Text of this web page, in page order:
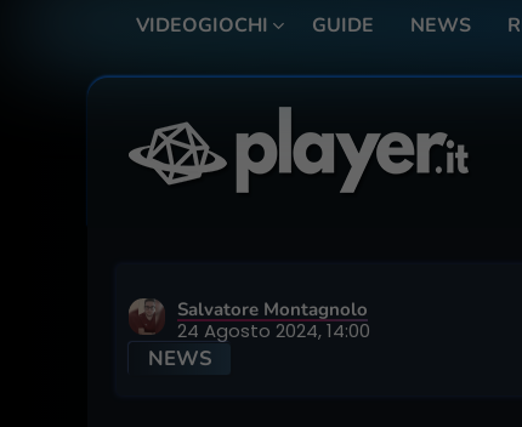
VIDEOGIOCHI GUIDE NEWS
Salvatore Montagnolo
24 Agosto 2024, 14:00
NEWS